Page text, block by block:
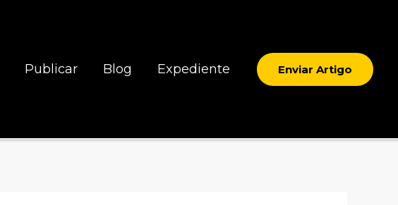
Publicar Blog Expediente Enviar Artigo